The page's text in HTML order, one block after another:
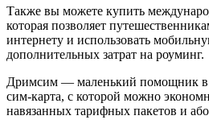
Также вы можете купить
которая позволяет
интернету и использовать
дополнительных затрат на роуминг.
Дримсим — маленький помощник в
сим-карта, с которой можно
навязанных тарифных пакетов и